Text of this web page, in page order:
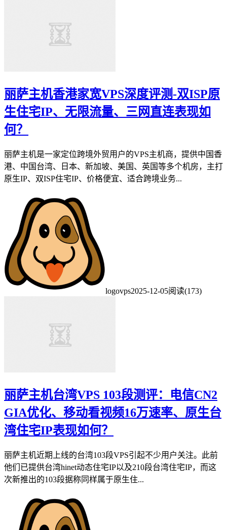
丽萨主机香港家宽VPS深度评测-双ISP原
生住宅IP、无限流量、三网直连表现如
何？
丽萨主机是一家定位跨境外贸用户的VPS主机商，提供中国香
港、中国台湾、日本、新加坡、美国、英国等多个机房，主打
原生IP、双ISP住宅IP、价格便宜、适合跨境业务...
logovps2025-12-05阅读(173)
丽萨主机台湾VPS 103段测评：电信CN2
GIA优化、移动看视频16万速率、原生台
湾住宅IP表现如何？
丽萨主机近期上线的台湾103段VPS引起不少用户关注。此前
他们已提供台湾hinet动态住宅IP以及210段台湾住宅IP，而这
次新推出的103段据称同样属于原生住...